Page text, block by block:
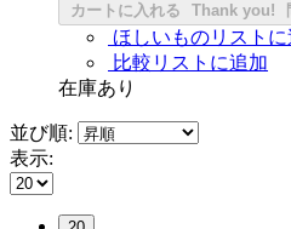
カートに入れる Thank you!
ほしいものリストに
比較リストに追加
在庫あり
並び順:
表示: